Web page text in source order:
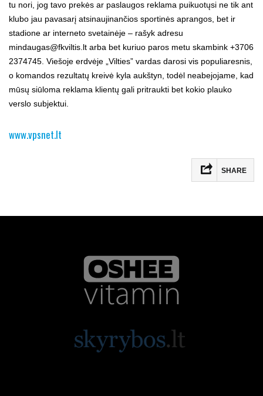
tu nori, jog tavo prekės ar paslaugos reklama puikuotųsi ne tik ant
klubo jau pavasarį atsinaujinančios sportinės aprangos, bet ir
stadione ar interneto svetainėje – rašyk adresu
mindaugas@fkviltis.lt arba bet kuriuo paros metu skambink +3706
2374745. Viešoje erdvėje „Vilties” vardas darosi vis populiaresnis,
o komandos rezultatų kreivė kyla aukštyn, todėl neabejojame, kad
mūsų siūloma reklama klientų gali pritraukti bet kokio plauko
verslo subjektui.
www.vpsnet.lt
SHARE